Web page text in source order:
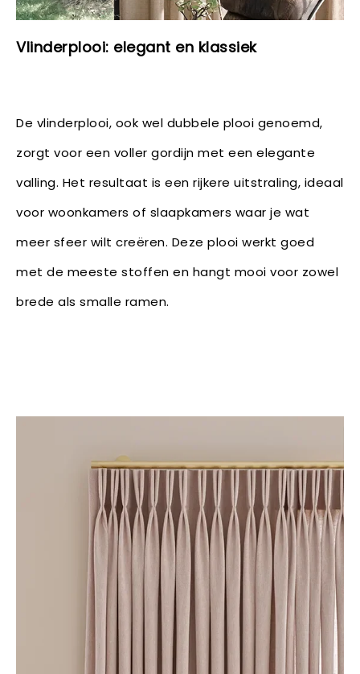
Vlinderplooi: elegant en klassiek
De vlinderplooi, ook wel dubbele plooi genoemd,
zorgt voor een voller gordijn met een elegante
valling. Het resultaat is een rijkere uitstraling, ideaal
voor woonkamers of slaapkamers waar je wat
meer sfeer wilt creëren. Deze plooi werkt goed
met de meeste stoffen en hangt mooi voor zowel
brede als smalle ramen.